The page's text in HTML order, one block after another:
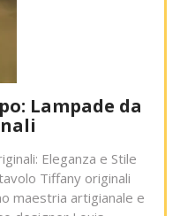
Lampade da
Eleganza e Stile
Tiffany originali
maestria artigianale e